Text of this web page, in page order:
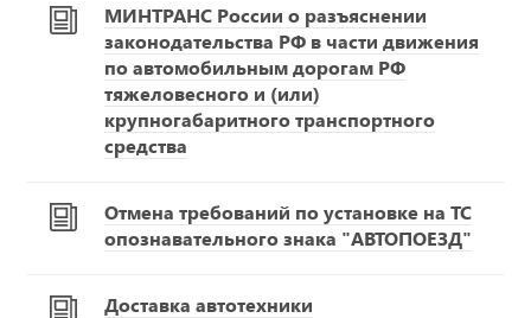
МИНТРАНС России о разъяснении
законодательства РФ в части движения
по автомобильным дорогам РФ
тяжеловесного и (или)
крупногабаритного транспортного
средства
Отмена требований по установке на ТС
опознавательного знака "АВТОПОЕЗД"
Доставка автотехники